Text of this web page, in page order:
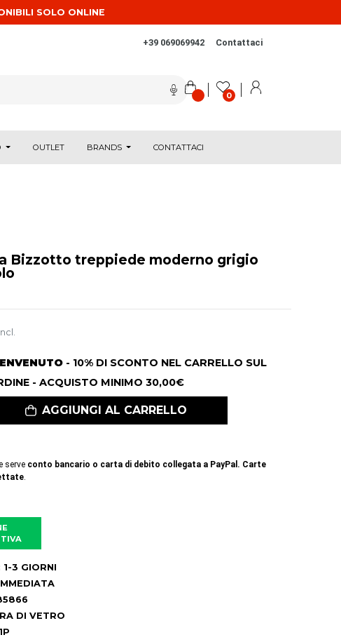
SOLO ONLINE
+39 069069942 Contattaci
0
OUTLET BRANDS CONTATTACI
Bizzotto treppiede moderno grigio
- 10% DI SCONTO NEL CARRELLO SUL
- ACQUISTO MINIMO 30,00€
AGGIUNGI AL CARRELLO
serve conto bancario o carta di debito collegata a PayPal. Carte
.
1-3 GIORNI
DI VETRO